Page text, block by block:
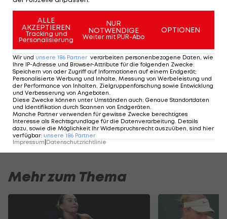
Die 15 Tennisspielerinnen mit den
meisten Grand-Slam-Titeln
SLIDESHOW
Mehr zum Thema
ALLE
AKZEPTIEREN
Tracking und
Personalisierung
NUR
NOTWENDIGE
Weiter mit PUR-Abo
OPTIONEN
Wir und unsere 186 Partner verarbeiten personenbezogene Daten, wie
Ihre IP-Adresse und Browser-Attribute für die folgenden Zwecke:
Speichern von oder Zugriff auf Informationen auf einem Endgerät;
Personalisierte Werbung und Inhalte, Messung von Werbeleistung und
der Performance von Inhalten, Zielgruppenforschung sowie Entwicklung
und Verbesserung von Angeboten
Diese Zwecke können unter Umständen auch: Genaue Standortdaten
und Identifikation durch Scannen von Endgeräten
Manche Partner verwenden für gewisse Zwecke berechtigtes
Interesse als Rechtsgrundlage für die Datenverarbeitung. Details
dazu, sowie die Möglichkeit Ihr Widerspruchsrecht auszuüben, sind hier
verfügbar: unsere 186 Partner
Impressum|Datenschutzrichtlinie